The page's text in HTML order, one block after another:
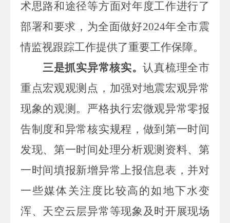
术思路和途径等方面对年度工作进行了
部署和要求，为全面做好2024年全市震
情监视跟踪工作提供了重要工作保障。
三是抓实异常核实。认真梳理全市
重点宏观观测点，加强对地震宏观异常
现象的观测。严格执行宏微观异常零报
告制度和异常核实规程，做到第一时间
发现、第一时间处理分析观测资料、第
一时间填报新增异常上报信息表，并对
一些媒体关注度比较高的如地下水变
浑、天空云层异常等现象及时开展现场